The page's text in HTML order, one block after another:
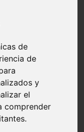
de
de
y
el
comprender